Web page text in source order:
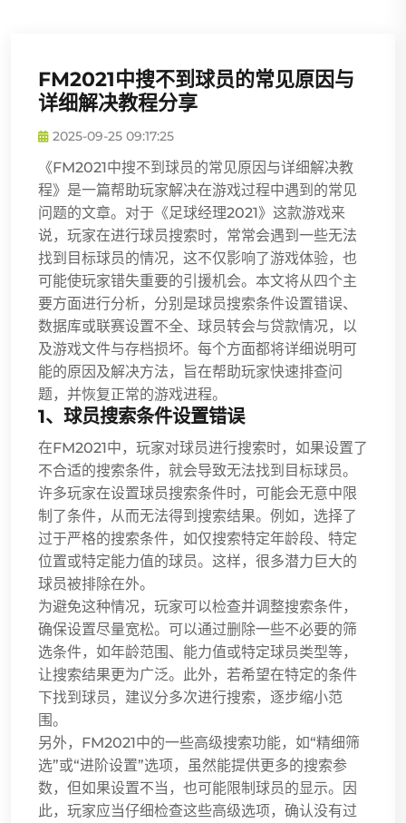
FM2021中搜不到球员的常见原因与
详细解决教程分享
2025-09-25 09:17:25
《FM2021中搜不到球员的常见原因与详细解决教
程》是一篇帮助玩家解决在游戏过程中遇到的常见
问题的文章。对于《足球经理2021》这款游戏来
说，玩家在进行球员搜索时，常常会遇到一些无法
找到目标球员的情况，这不仅影响了游戏体验，也
可能使玩家错失重要的引援机会。本文将从四个主
要方面进行分析，分别是球员搜索条件设置错误、
数据库或联赛设置不全、球员转会与贷款情况，以
及游戏文件与存档损坏。每个方面都将详细说明可
能的原因及解决方法，旨在帮助玩家快速排查问
题，并恢复正常的游戏进程。
1、球员搜索条件设置错误
在FM2021中，玩家对球员进行搜索时，如果设置了
不合适的搜索条件，就会导致无法找到目标球员。
许多玩家在设置球员搜索条件时，可能会无意中限
制了条件，从而无法得到搜索结果。例如，选择了
过于严格的搜索条件，如仅搜索特定年龄段、特定
位置或特定能力值的球员。这样，很多潜力巨大的
球员被排除在外。
为避免这种情况，玩家可以检查并调整搜索条件，
确保设置尽量宽松。可以通过删除一些不必要的筛
选条件，如年龄范围、能力值或特定球员类型等，
让搜索结果更为广泛。此外，若希望在特定的条件
下找到球员，建议分多次进行搜索，逐步缩小范
围。
另外，FM2021中的一些高级搜索功能，如“精细筛
选”或“进阶设置”选项，虽然能提供更多的搜索参
数，但如果设置不当，也可能限制球员的显示。因
此，玩家应当仔细检查这些高级选项，确认没有过